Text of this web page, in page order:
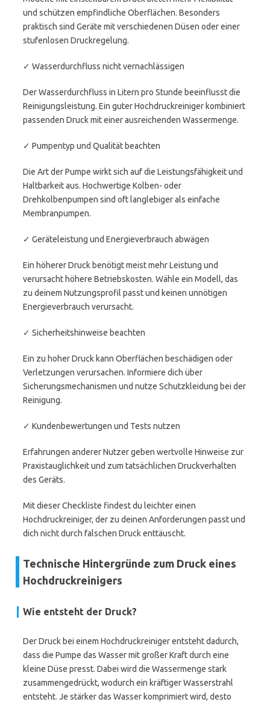
und schützen empfindliche Oberflächen. Besonders
praktisch sind Geräte mit verschiedenen Düsen oder einer
stufenlosen Druckregelung.
✓ Wasserdurchfluss nicht vernachlässigen
Der Wasserdurchfluss in Litern pro Stunde beeinflusst die
Reinigungsleistung. Ein guter Hochdruckreiniger kombiniert
passenden Druck mit einer ausreichenden Wassermenge.
✓ Pumpentyp und Qualität beachten
Die Art der Pumpe wirkt sich auf die Leistungsfähigkeit und
Haltbarkeit aus. Hochwertige Kolben- oder
Drehkolbenpumpen sind oft langlebiger als einfache
Membranpumpen.
✓ Geräteleistung und Energieverbrauch abwägen
Ein höherer Druck benötigt meist mehr Leistung und
verursacht höhere Betriebskosten. Wähle ein Modell, das
zu deinem Nutzungsprofil passt und keinen unnötigen
Energieverbrauch verursacht.
✓ Sicherheitshinweise beachten
Ein zu hoher Druck kann Oberflächen beschädigen oder
Verletzungen verursachen. Informiere dich über
Sicherungsmechanismen und nutze Schutzkleidung bei der
Reinigung.
✓ Kundenbewertungen und Tests nutzen
Erfahrungen anderer Nutzer geben wertvolle Hinweise zur
Praxistauglichkeit und zum tatsächlichen Druckverhalten
des Geräts.
Mit dieser Checkliste findest du leichter einen
Hochdruckreiniger, der zu deinen Anforderungen passt und
dich nicht durch falschen Druck enttäuscht.
Technische Hintergründe zum Druck eines
Hochdruckreinigers
Wie entsteht der Druck?
Der Druck bei einem Hochdruckreiniger entsteht dadurch,
dass die Pumpe das Wasser mit großer Kraft durch eine
kleine Düse presst. Dabei wird die Wassermenge stark
zusammengedrückt, wodurch ein kräftiger Wasserstrahl
entsteht. Je stärker das Wasser komprimiert wird, desto